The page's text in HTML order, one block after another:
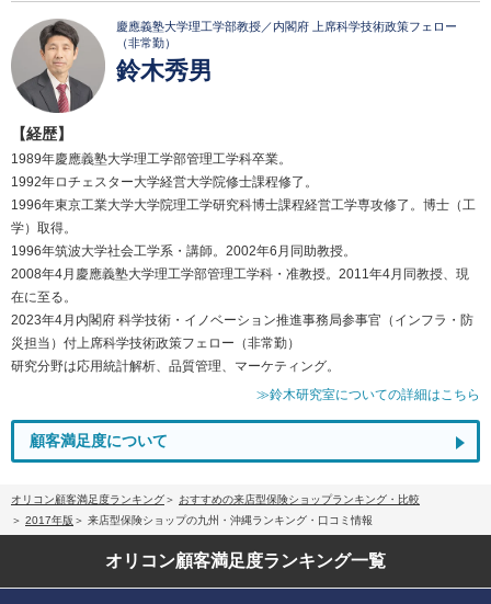
慶應義塾大学理工学部教授／内閣府 上席科学技術政策フェロー
（非常勤）
鈴木秀男
【経歴】
1989年慶應義塾大学理工学部管理工学科卒業。
1992年ロチェスター大学経営大学院修士課程修了。
1996年東京工業大学大学院理工学研究科博士課程経営工学専攻修了。博士（工
学）取得。
1996年筑波大学社会工学系・講師。2002年6月同助教授。
2008年4月慶應義塾大学理工学部管理工学科・准教授。2011年4月同教授、現
在に至る。
2023年4月内閣府 科学技術・イノベーション推進事務局参事官（インフラ・防
災担当）付上席科学技術政策フェロー（非常勤）
研究分野は応用統計解析、品質管理、マーケティング。
≫鈴木研究室についての詳細はこちら
顧客満足度について
オリコン顧客満足度ランキング
おすすめの来店型保険ショップランキング・比較
2017年版
来店型保険ショップの九州・沖縄ランキング・口コミ情報
オリコン顧客満足度ランキング一覧